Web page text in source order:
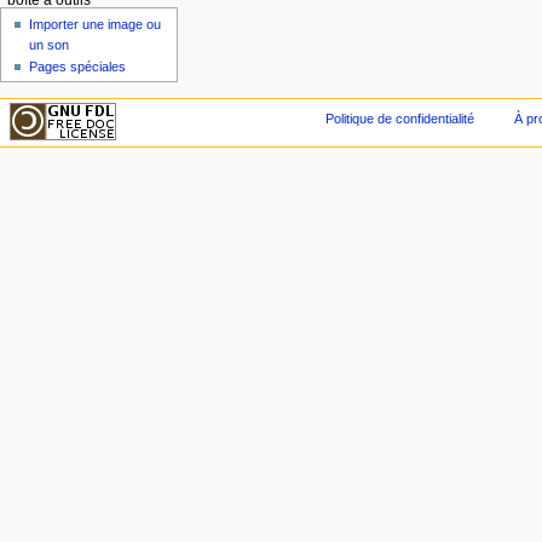
Importer une image ou
un son
Pages spéciales
Politique de confidentialité À